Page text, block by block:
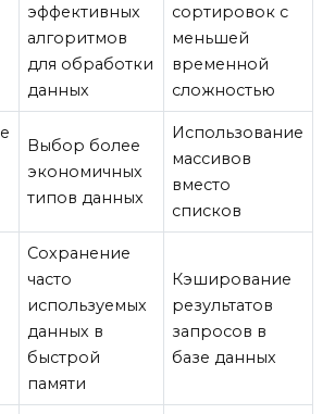
эффективных
алгоритмов
для обработки
данных
сортировок с
меньшей
временной
сложностью
Выбор более
экономичных
типов данных
Использование
массивов
вместо
списков
Сохранение
часто
используемых
данных в
быстрой
памяти
Кэширование
результатов
запросов в
базе данных